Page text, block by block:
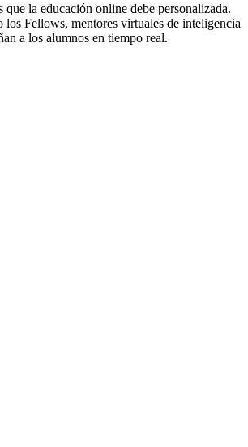
que la educación online debe personalizada.
los Fellows, mentores virtuales de inteligencia
a los alumnos en tiempo real.